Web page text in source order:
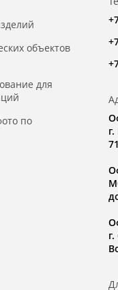
объектов
для
по